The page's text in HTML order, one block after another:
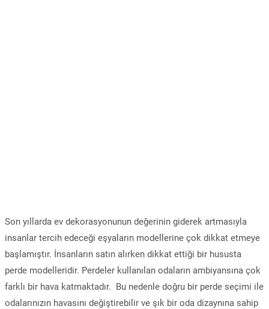
Son yıllarda ev dekorasyonunun değerinin giderek artmasıyla
insanlar tercih edeceği eşyaların modellerine çok dikkat etmeye
başlamıştır. İnsanların satın alırken dikkat ettiği bir hususta
perde modelleridir. Perdeler kullanılan odaların ambiyansına çok
farklı bir hava katmaktadır. Bu nedenle doğru bir perde seçimi ile
odalarınızın havasını değiştirebilir ve şık bir oda dizaynına sahip